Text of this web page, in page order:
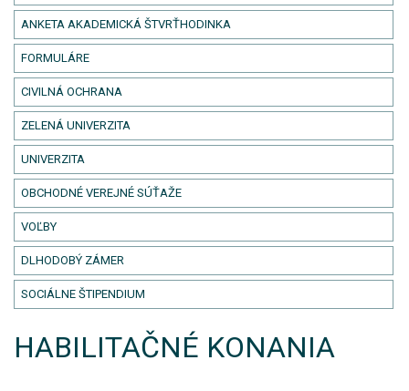
ANKETA AKADEMICKÁ ŠTVRŤHODINKA
FORMULÁRE
CIVILNÁ OCHRANA
ZELENÁ UNIVERZITA
UNIVERZITA
OBCHODNÉ VEREJNÉ SÚŤAŽE
VOĽBY
DLHODOBÝ ZÁMER
SOCIÁLNE ŠTIPENDIUM
HABILITAČNÉ KONANIA